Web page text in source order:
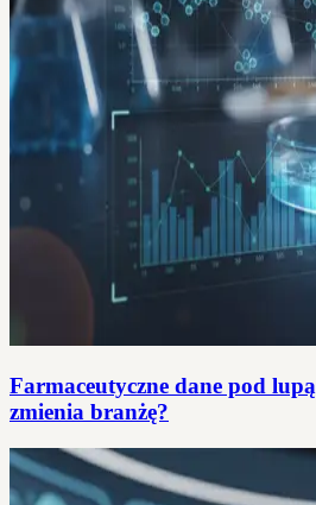
Farmaceutyczne dane pod
zmienia branżę?